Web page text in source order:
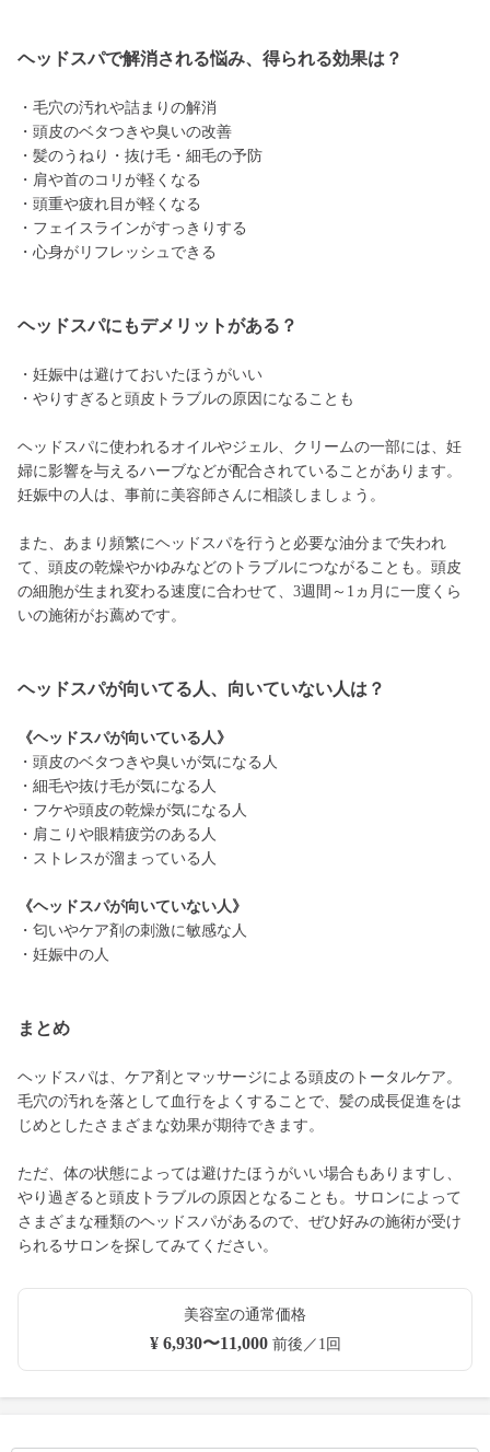
ヘッドスパで解消される悩み、得られる効果は？
・毛穴の汚れや詰まりの解消
・頭皮のベタつきや臭いの改善
・髪のうねり・抜け毛・細毛の予防
・肩や首のコリが軽くなる
・頭重や疲れ目が軽くなる
・フェイスラインがすっきりする
・心身がリフレッシュできる
ヘッドスパにもデメリットがある？
・妊娠中は避けておいたほうがいい
・やりすぎると頭皮トラブルの原因になることも
ヘッドスパに使われるオイルやジェル、クリームの一部には、妊
婦に影響を与えるハーブなどが配合されていることがあります。
妊娠中の人は、事前に美容師さんに相談しましょう。
また、あまり頻繁にヘッドスパを行うと必要な油分まで失われ
て、頭皮の乾燥やかゆみなどのトラブルにつながることも。頭皮
の細胞が生まれ変わる速度に合わせて、3週間～1ヵ月に一度くら
いの施術がお薦めです。
ヘッドスパが向いてる人、向いていない人は？
《ヘッドスパが向いている人》
・頭皮のベタつきや臭いが気になる人
・細毛や抜け毛が気になる人
・フケや頭皮の乾燥が気になる人
・肩こりや眼精疲労のある人
・ストレスが溜まっている人
《ヘッドスパが向いていない人》
・匂いやケア剤の刺激に敏感な人
・妊娠中の人
まとめ
ヘッドスパは、ケア剤とマッサージによる頭皮のトータルケア。
毛穴の汚れを落として血行をよくすることで、髪の成長促進をは
じめとしたさまざまな効果が期待できます。
ただ、体の状態によっては避けたほうがいい場合もありますし、
やり過ぎると頭皮トラブルの原因となることも。サロンによって
さまざまな種類のヘッドスパがあるので、ぜひ好みの施術が受け
られるサロンを探してみてください。
美容室の通常価格
¥ 6,930〜11,000前後／1回